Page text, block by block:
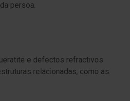
persoa.
e defectos refractivos
relacionadas, como as